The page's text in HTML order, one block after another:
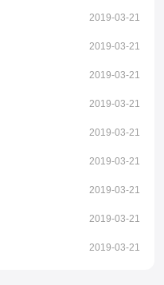
2019-03-21
2019-03-21
2019-03-21
2019-03-21
2019-03-21
2019-03-21
2019-03-21
2019-03-21
2019-03-21